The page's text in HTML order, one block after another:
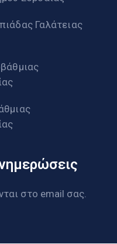
Γαλάτειας
στο email σας.